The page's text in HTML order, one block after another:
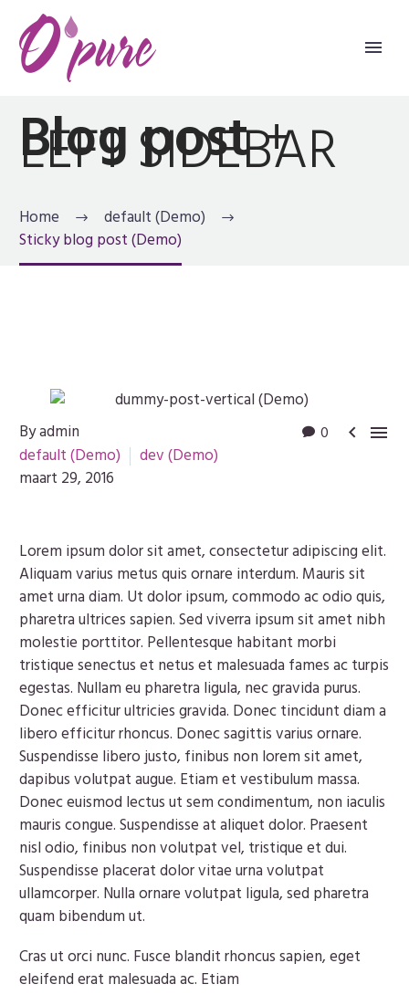
Blog post+
LEFT SIDEBAR
Home
default (Demo)
Sticky blog post (Demo)
0  
By admin
default (Demo)
dev (Demo)
maart 29, 2016
Lorem ipsum dolor sit amet, consectetur adipiscing elit.
Aliquam varius metus quis ornare interdum. Mauris sit
amet urna diam. Ut dolor ipsum, commodo ac odio quis,
pharetra ultrices sapien. Sed viverra ipsum sit amet nibh
molestie porttitor. Pellentesque habitant morbi
tristique senectus et netus et malesuada fames ac turpis
egestas. Nullam eu pharetra ligula, nec gravida purus.
Donec efficitur ultricies gravida. Donec tincidunt diam a
libero efficitur rhoncus. Donec sagittis varius ornare.
Suspendisse libero justo, finibus non lorem sit amet,
dapibus volutpat augue. Etiam et vestibulum massa.
Donec euismod lectus ut sem condimentum, non iaculis
mauris congue. Suspendisse at aliquet dolor. Praesent
nisl odio, finibus non volutpat vel, tristique et dui.
Suspendisse placerat dolor vitae urna volutpat
ullamcorper. Nulla ornare volutpat ligula, sed pharetra
quam bibendum ut.
Cras ut orci nunc. Fusce blandit rhoncus sapien, eget
eleifend erat malesuada ac. Etiam